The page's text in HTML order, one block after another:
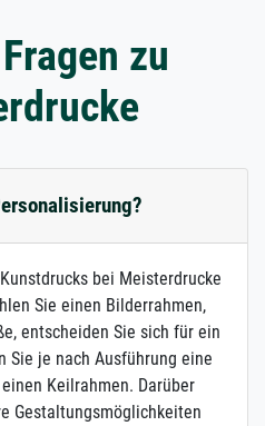
zu
bei Meisterdrucke
Sie einen Bilderrahmen,
entscheiden Sie sich für ein
Sie je nach Ausführung eine
Keilrahmen. Darüber
Gestaltungsmöglichkeiten